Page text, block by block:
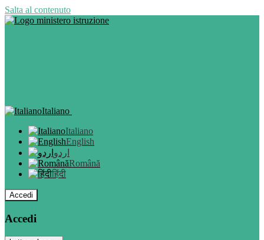
Salta al contenuto
Italiano
Italiano
English
اردو
Română
हिंदी
Accedi
Accedi